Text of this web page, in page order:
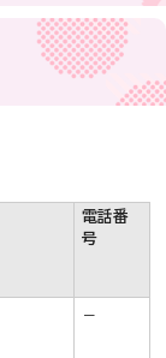
電話番
号
－